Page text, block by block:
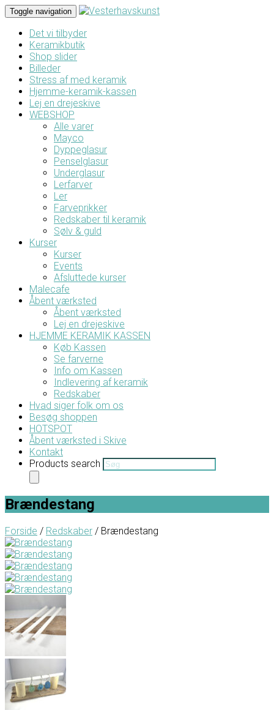
Toggle navigation
Det vi tilbyder
Keramikbutik
Shop slider
Billeder
Stress af med keramik
Hjemme-keramik-kassen
Lej en drejeskive
WEBSHOP
Alle varer
Mayco
Dyppeglasur
Penselglasur
Underglasur
Lerfarver
Ler
Farveprikker
Redskaber til keramik
Sølv & guld
Kurser
Kurser
Events
Afsluttede kurser
Malecafe
Åbent værksted
Åbent værksted
Lej en drejeskive
HJEMME KERAMIK KASSEN
Køb Kassen
Se farverne
Info om Kassen
Indlevering af keramik
Redskaber
Hvad siger folk om os
Besøg shoppen
HOTSPOT
Åbent værksted i Skive
Kontakt
Products search
Brændestang
Forside / Redskaber / Brændestang